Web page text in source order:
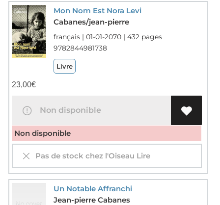
Mon Nom Est Nora Levi
Cabanes/jean-pierre
français | 01-01-2070 | 432 pages
9782844981738
Livre
23,00€
Non disponible
Non disponible
Pas de stock chez l'Oiseau Lire
Un Notable Affranchi
Jean-pierre Cabanes